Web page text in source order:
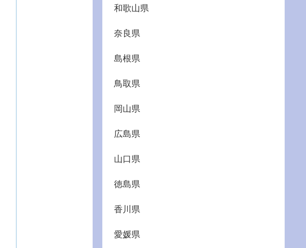
和歌山県
奈良県
島根県
鳥取県
岡山県
広島県
山口県
徳島県
香川県
愛媛県